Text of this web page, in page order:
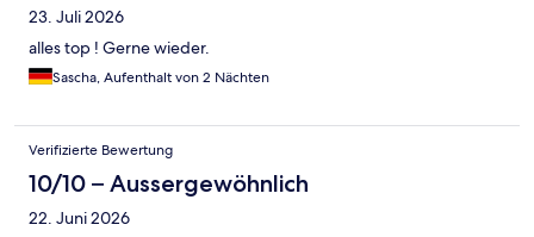
23. Juli 2026
alles top ! Gerne wieder.
Sascha, Aufenthalt von 2 Nächten
Verifizierte Bewertung
10/10 – Aussergewöhnlich
22. Juni 2026